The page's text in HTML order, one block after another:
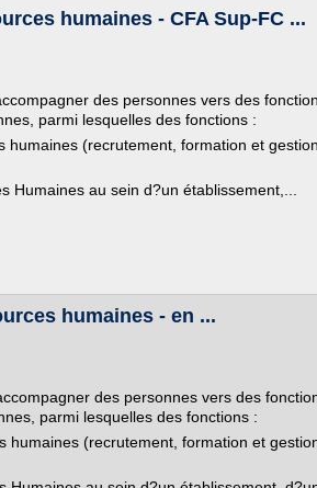
humaines - CFA Sup-FC ...
des personnes vers des
parmi lesquelles des fonctions :
humaines (recrutement, formation et
Humaines au sein d?un établissement,...
humaines - en ...
des personnes vers des
parmi lesquelles des fonctions :
humaines (recrutement, formation et